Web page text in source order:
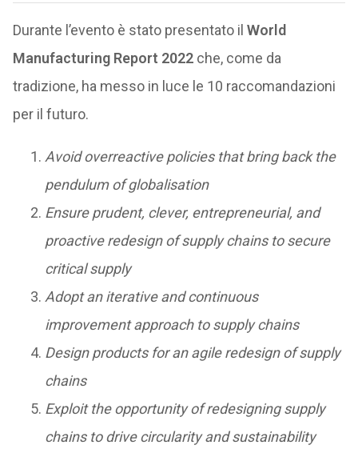
Durante l’evento è stato presentato il World
Manufacturing Report 2022che, come da
tradizione, ha messo in luce le 10 raccomandazioni
per il futuro.
Avoid overreactive policies that bring back the
pendulum of globalisation
Ensure prudent, clever, entrepreneurial, and
proactive redesign of supply chains to secure
critical supply
Adopt an iterative and continuous
improvement approach to supply chains
Design products for an agile redesign of supply
chains
Exploit the opportunity of redesigning supply
chains to drive circularity and sustainability